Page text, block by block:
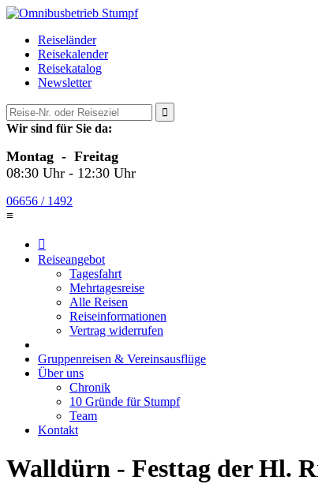
Reiseländer
Reisekalender
Reisekatalog
Newsletter

Wir sind für Sie da:
Montag - Freitag
08:30 Uhr - 12:30 Uhr
06656 / 1492
≡

Reiseangebot
Tagesfahrt
Mehrtagesreise
Alle Reisen
Reiseinformationen
Vertrag widerrufen
Gruppenreisen & Vereinsausflüge
Über uns
Chronik
10 Gründe für Stumpf
Team
Kontakt
Walldürn - Festtag der Hl.